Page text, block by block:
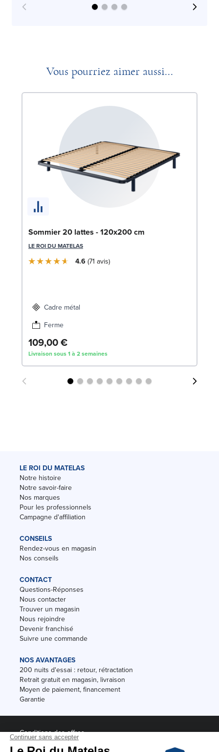
Vous pourriez aimer aussi...
Sommier 20 lattes - 120x200 cm
LE ROI DU MATELAS
4.6 71 avis
Cadre métal
Ferme
109,00 €
Livraison sous 1 à 2 semaines
LE ROI DU MATELAS
Notre histoire
Notre savoir-faire
Nos marques
Pour les professionnels
Campagne d'affiliation
CONSEILS
Rendez-vous en magasin
Nos conseils
CONTACT
Questions-Réponses
Nous contacter
Trouver un magasin
Nous rejoindre
Devenir franchisé
Suivre une commande
NOS AVANTAGES
200 nuits d'essai : retour, rétractation
Retrait gratuit en magasin, livraison
Moyen de paiement, financement
Garantie
Conditions des offres
Black Friday